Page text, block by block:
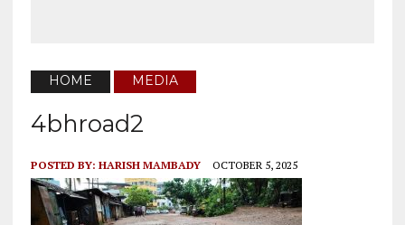
HOME MEDIA
4bhroad2
POSTED BY: HARISH MAMBADY OCTOBER 5, 2025